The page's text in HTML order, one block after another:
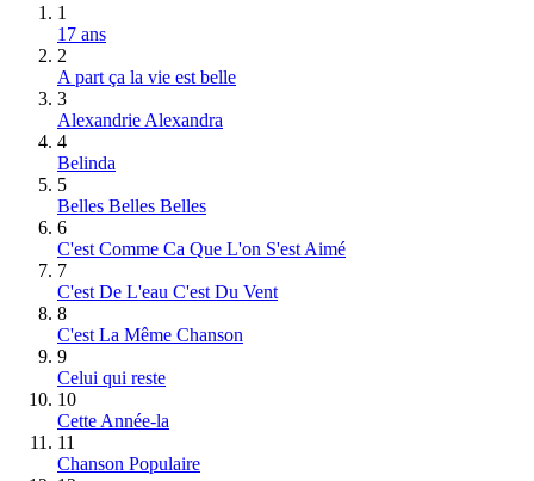
1
17 ans
2
A part ça la vie est belle
3
Alexandrie Alexandra
4
Belinda
5
Belles Belles Belles
6
C'est Comme Ca Que L'on S'est Aimé
7
C'est De L'eau C'est Du Vent
8
C'est La Même Chanson
9
Celui qui reste
10
Cette Année-la
11
Chanson Populaire